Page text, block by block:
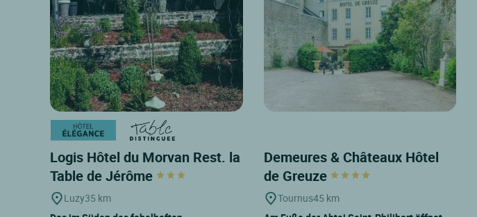
Logis Hôtel du Morvan Rest. la
Table de Jérôme
Luzy35 km
Demeures & Châteaux Hôtel
de Greuze
Tournus45 km